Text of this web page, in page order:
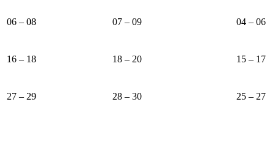
06 – 08 07 – 09 04 – 06
16 – 18 18 – 20 15 – 17
27 – 29 28 – 30 25 – 27